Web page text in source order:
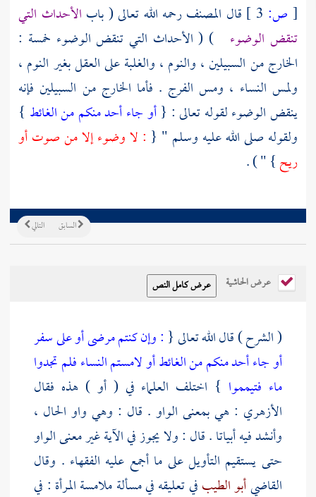
[ ص: قال المصنفرحمه الله تعالى ( باب الأحداث التي
تنقض الوضوء
) ( الأحداث التي تنقض الوضوء خمسة :
الخارج من السبيلين ، والنوم ، والغلبة على العقل بغير النوم ،
ولمس النساء ، ومس الفرج . فأما الخارج من السبيلين فإنه
ينقض الوضوء لقوله تعالى : {أو جاء أحد منكم من الغائط }
ولقوله صلى الله عليه وسلم " { : لا وضوء إلا من صوت أو
ريح} " ) .
التالي السابق
عرض الحاشية
( الشرح ) قال الله تعالى { : وإن كنتم مرضى أو على سفر
أو جاء أحد منكم من الغائط أو لامستم النساء فلم تجدوا
ماء فتيمموا } اختلف العلماء في ( أو ) هذه فقال
الأزهري : هي بمعنى الواو . قال : وهي واو الحال ،
وأنشد فيه أبياتا . قال : ولا يجوز في الآية غير معنى الواو
حتى يستقيم التأويل على ما أجمع عليه الفقهاء . وقال
القاضيأبو الطيبفي تعليقه في مسألة ملامسة المرأة : في